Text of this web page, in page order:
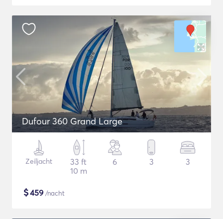
Dufour 360 Grand Large
Zeiljacht
33 ft
10 m
6 3 3
$459 /nacht